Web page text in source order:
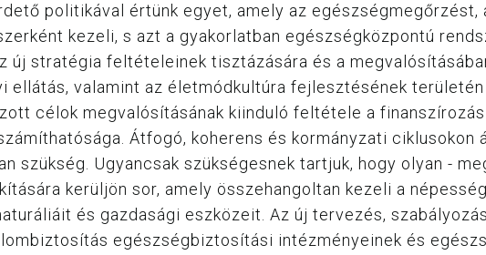
politikával értünk egyet, amely az egészségmegőrzést,
kezeli, s azt a gyakorlatban egészségközpontú
új stratégia feltételeinek tisztázására és a
ellátás, valamint az életmódkultúra fejlesztésének területén
célok megvalósításának kiinduló feltétele a
Átfogó, koherens és kormányzati ciklusokon
szükség. Ugyancsak szükségesnek tartjuk, hogy olyan -
kerüljön sor, amely összehangoltan kezeli a
és gazdasági eszközeit. Az új tervezés,
egészségbiztosítási intézményeinek és